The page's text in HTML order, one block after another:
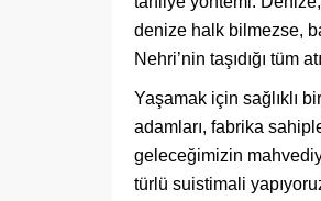
denize halk bilmezse,
Nehri’nin taşıdığı tüm
Yaşamak için sağlıklı
adamları, fabrika
geleceğimizin
türlü suistimali